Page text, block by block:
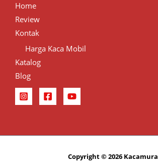
Home
Review
Kontak
Harga Kaca Mobil
Katalog
Blog
Copyright © 2026 Kacamura